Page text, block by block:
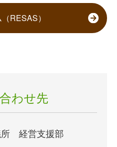
RESAS）
わせ先
経営支援部